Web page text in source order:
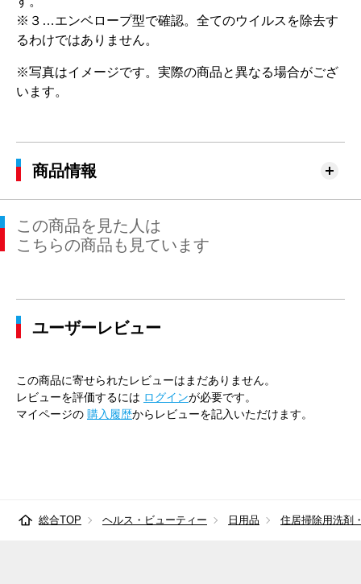
※３…エンベロープ型で確認。全てのウイルスを除去す
るわけではありません。
※写真はイメージです。実際の商品と異なる場合がござ
います。
商品情報
この商品を見た人は
こちらの商品も見ています
ユーザーレビュー
この商品に寄せられたレビューはまだありません。
レビューを評価するには ログインが必要です。
マイページの 購入履歴からレビューを記入いただけます。
総合TOP ヘルス・ビューティー 日用品 住居掃除用洗剤